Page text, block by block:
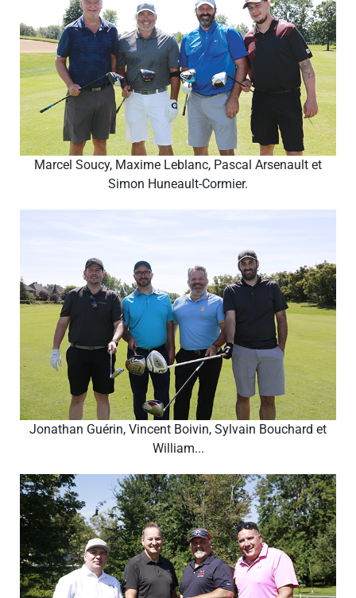
Marcel Soucy, Maxime Leblanc, Pascal Arsenault et
Simon Huneault-Cormier.
Jonathan Guérin, Vincent Boivin, Sylvain Bouchard et
William...